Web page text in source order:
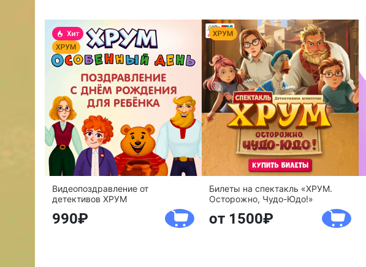
Видеопоздравление от
детективов ХРУМ
990
Билеты на спектакль «ХРУМ.
Осторожно, Чудо-Юдо!»
от 1500